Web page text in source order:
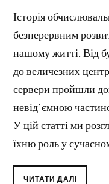
Історія
безперервним
нашому житті. Від
до величезних
сервери пройшли
невід’ємною
У цій статті ми
їхню роль у
ЧИТАТИ ДАЛІ